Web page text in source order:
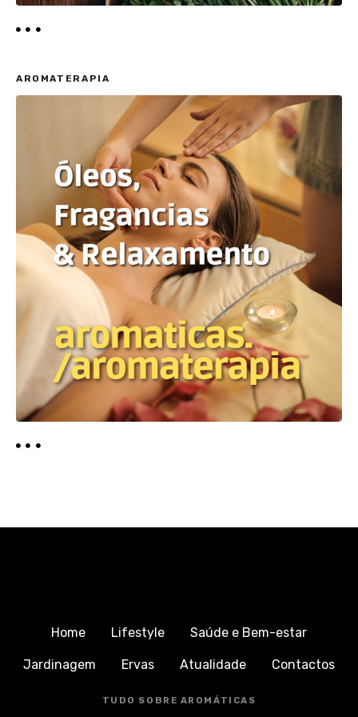
AROMATERAPIA
Home Lifestyle Saúde e Bem-estar
Jardinagem Ervas Atualidade Contactos
TUDO SOBRE AROMÁTICAS